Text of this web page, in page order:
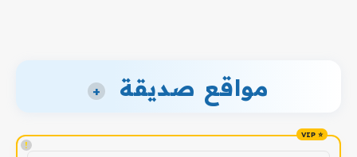
مواقع صديقة +
!